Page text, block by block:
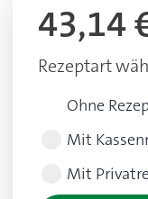
43,14
Rezeptart
Ohne
Mit
Mit